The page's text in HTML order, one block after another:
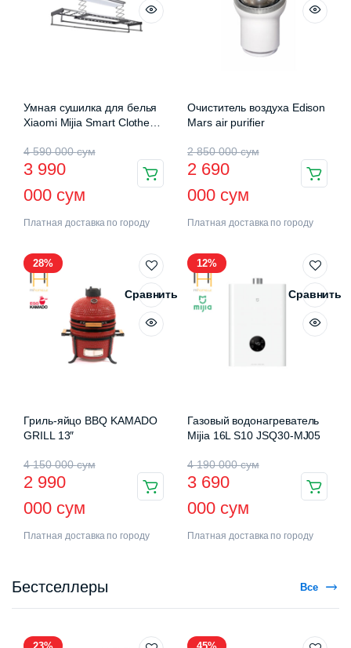
Умная сушилка для белья
Xiaomi Mijia Smart Clothes
4 590 000сум
3 990
000 сум
Платная доставка по городу
Очиститель воздуха Edison
Mars air purifier
2 850 000сум
2 690
000 сум
Платная доставка по городу
28%
Сравнить
Гриль-яйцо BBQ KAMADO
GRILL 13″
4 150 000сум
2 990
000 сум
Платная доставка по городу
12%
Сравнить
Газовый водонагреватель
Mijia 16L S10 JSQ30-MJ05
4 190 000сум
3 690
000 сум
Платная доставка по городу
Бестселлеры Все
23% 45%